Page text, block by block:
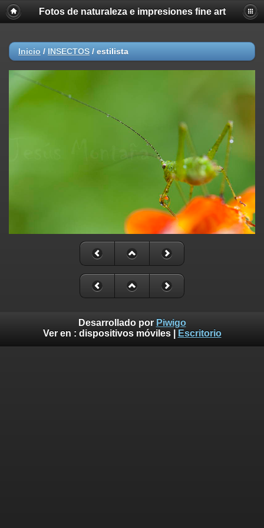
Fotos de naturaleza e impresiones fine art
Inicio / INSECTOS / estilista
Desarrollado por Piwigo
Ver en : dispositivos móviles| Escritorio